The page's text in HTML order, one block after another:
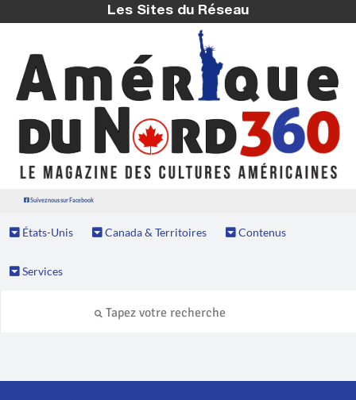
Les Sites du Réseau
Suivez nous sur Facebook
États-Unis Canada & Territoires Contenus
Services